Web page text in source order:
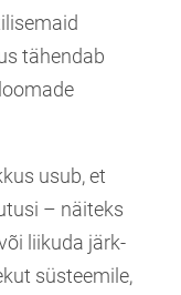
tähendab
usub, et
– näiteks
liikuda järk-
süsteemile,